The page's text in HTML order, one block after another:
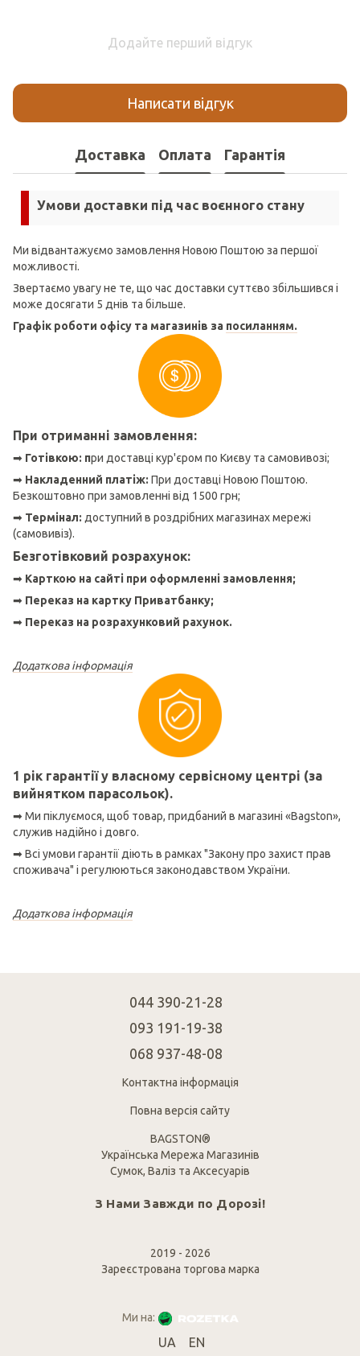
Додайте перший відгук
Написати відгук
Доставка Оплата Гарантія
Умови доставки під час воєнного стану
Ми відвантажуємо замовлення Новою Поштою за першої
можливості.
Звертаємо увагу не те, що час доставки суттєво збільшився і
може досягати 5 днів та більше.
Графік роботи офісу та магазинів за посиланням.
При отриманні замовлення:
➡ Готівкою: при доставці кур'єром по Києву та самовивозі;
➡ Накладенний платіж: При доставці Новою Поштою.
Безкоштовно при замовленні від 1500 грн;
➡ Термінал: доступний в роздрібних магазинах мережі
(самовивіз).
Безготівковий розрахунок:
➡ Карткою на сайті при оформленні замовлення;
➡ Переказ на картку Приватбанку;
➡ Переказ на розрахунковий рахунок.
Додаткова інформація
1 рік гарантії у власному сервісному центрі (за
вийнятком парасольок).
➡ Ми піклуємося, щоб товар, придбаний в магазині «Bagston»,
служив надійно і довго.
➡ Всі умови гарантії діють в рамках "Закону про захист прав
споживача" і регулюються законодавством України.
Додаткова інформація
044 390-21-28
093 191-19-38
068 937-48-08
Контактна інформація
Повна версія сайту
BAGSTON®
Українська Мережа Магазинів
Сумок, Валіз та Аксесуарів
З Нами Завжди по Дорозі!
2019 - 2026
Зареєстрована торгова марка
Ми на:
UA EN